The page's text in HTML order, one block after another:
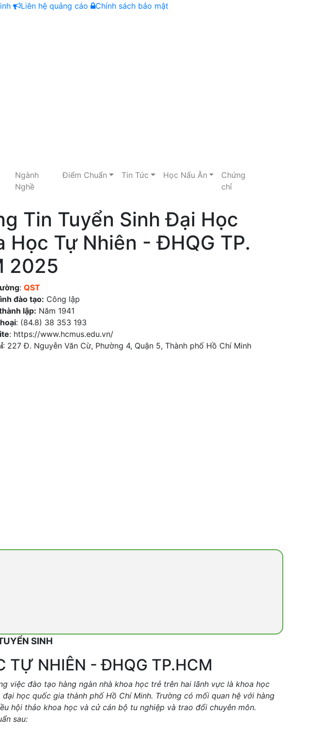
Liên hệ quảng cáo Chính sách bảo mật
Ngành
Nghề
Điểm Chuẩn Tin Tức Học Nấu Ăn
Chứng
chỉ
Tin Tuyển Sinh Đại Học
Học Tự Nhiên - ĐHQG TP.
2025
:QST
đào tạo: Công lập
lập: Năm 1941
: (84.8) 38 353 193
: https://www.hcmus.edu.vn/
: 227 Đ. Nguyễn Văn Cừ, Phường 4, Quận 5, Thành phố Hồ Chí Minh
SINH
TỰ NHIÊN - ĐHQG TP.HCM
việc đào tạo hàng ngàn nhà khoa học trẻ trên hai lãnh vực là khoa học
học quốc gia thành phố Hồ Chí Minh. Trường có mối quan hệ với hàng
hội thảo khoa học và cử cán bộ tu nghiệp và trao đổi chuyên môn.
sau: